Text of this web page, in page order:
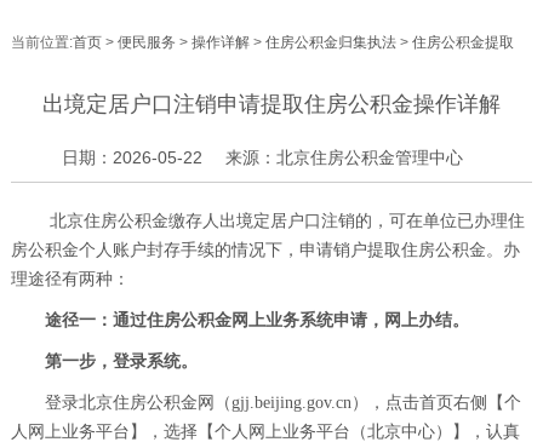
当前位置:首页> 便民服务 > 操作详解> 住房公积金归集执法> 住房公积金提取
出境定居户口注销申请提取住房公积金操作详解
日期：2026-05-22 来源：北京住房公积金管理中心
北京住房公积金缴存人出境定居户口注销的，可在单位已办理住
房公积金个人账户封存手续的情况下，申请销户提取住房公积金。办
理途径有两种：
途径一：通过住房公积金网上业务系统申请，网上办结。
第一步，登录系统。
登录北京住房公积金网（gjj.beijing.gov.cn），点击首页右侧【个
人网上业务平台】，选择【个人网上业务平台（北京中心）】，认真